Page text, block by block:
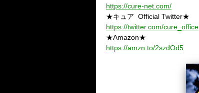
https://cure-net.com/
★キュア Official Twitter★
https://twitter.com/cure_office
★Amazon★
https://amzn.to/2szdOd5